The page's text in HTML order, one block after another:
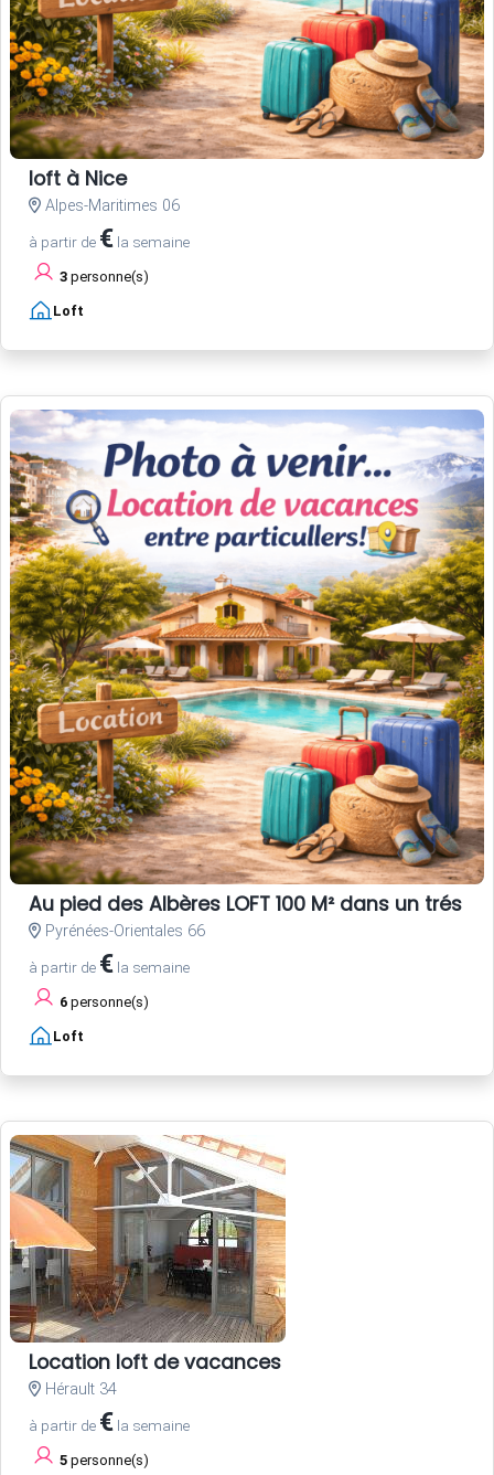
loft à Nice
Alpes-Maritimes 06
à partir de € la semaine
3 personne(s)
Loft
Au pied des Albères LOFT 100 M² dans un trés
Pyrénées-Orientales 66
à partir de € la semaine
6 personne(s)
Loft
Location loft de vacances
Hérault 34
à partir de € la semaine
5 personne(s)